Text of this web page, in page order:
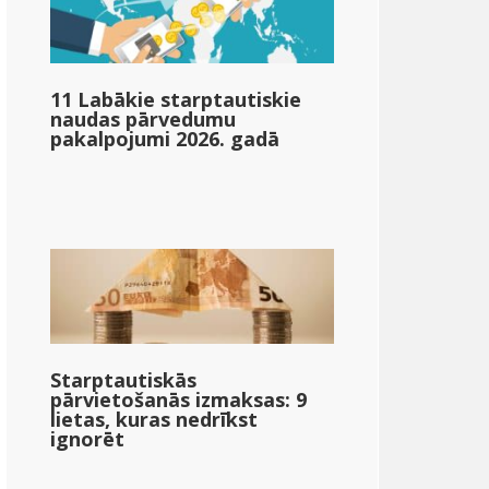
11 Labākie starptautiskie
naudas pārvedumu
pakalpojumi 2026. gadā
Starptautiskās
pārvietošanās izmaksas: 9
lietas, kuras nedrīkst
ignorēt